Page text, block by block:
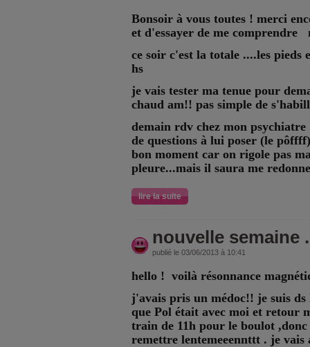
Bonsoir à vous toutes ! merci
et d'essayer de me comprendre
ce soir c'est la totale ....les pieds
hs
je vais tester ma tenue pour
chaud am!! pas simple de
demain rdv chez mon
de questions à lui poser (le
bon moment car on rigole pas
pleure...mais il saura me
lire la suite
nouvelle semaine
publié le 03/06/2013 à 10:41
hello ! voilà résonnance
j'avais pris un médoc!! je suis ds
que Pol était avec moi et retour
train de 11h pour le boulot
remettre lentemeeennttt . je vais